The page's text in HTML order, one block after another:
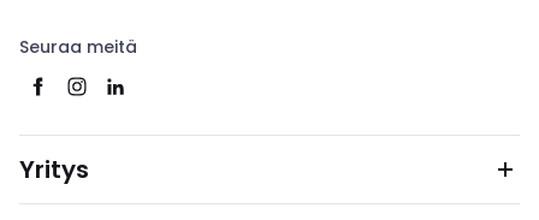
Seuraa meitä
Yritys